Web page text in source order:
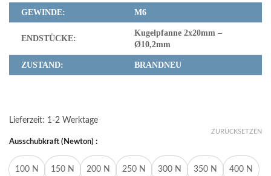
GEWINDE: M6
ENDSTÜCKE:
Kugelpfanne 2x20mm –
Ø10,2mm
ZUSTAND: BRANDNEU
Lieferzeit: 1-2 Werktage
Ausschubkraft (Newton) :
100 N 150 N 200 N 250 N 300 N 350 N 400 N
ZURÜCKSETZEN